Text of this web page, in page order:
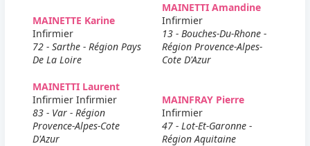
MAINETTE Karine
Infirmier
72 - Sarthe - Région Pays
De La Loire
MAINETTI Amandine
Infirmier
13 - Bouches-Du-Rhone -
Région Provence-Alpes-
Cote D'Azur
MAINETTI Laurent
Infirmier Infirmier
83 - Var - Région
Provence-Alpes-Cote
D'Azur
MAINFRAY Pierre
Infirmier
47 - Lot-Et-Garonne -
Région Aquitaine